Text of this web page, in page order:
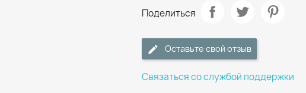
Поделиться
Оставьте свой отзыв
Связаться со службой поддержки